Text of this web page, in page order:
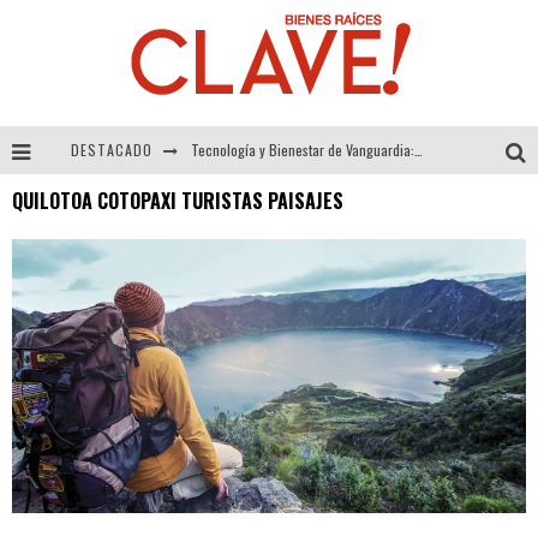
DESTACADO
Alexandra Bedoya – La Constancia detrás de La Paletería
QUILOTOA COTOPAXI TURISTAS PAISAJES